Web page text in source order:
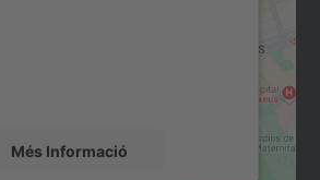
Més Informació